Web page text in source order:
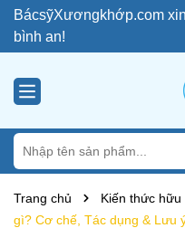
BácsỹXươngkhớp.com
bình an!
Trang chủ Kiến thức hữu
gì? Cơ chế, Tác dụng & Lưu